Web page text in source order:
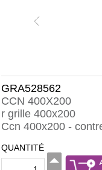
GRA528562
CCN 400X200
r grille 400x200
Ccn 400x200 -
QUANTITÉ